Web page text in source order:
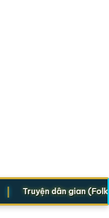
Truyện dân gian (Folklore